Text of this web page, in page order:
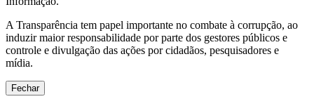
A Transparência tem papel importante no combate à corrupção, ao
induzir maior responsabilidade por parte dos gestores públicos e
controle e divulgação das ações por cidadãos, pesquisadores e
mídia.
Fechar